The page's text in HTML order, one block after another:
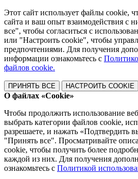
Этот сайт использует файлы cookie,
сайта и ваш опыт взаимодействия с
все", чтобы согласиться с
или "Настроить cookie", чтобы
предпочтениями. Для получения
информации ознакомьтесь с
файлов cookie.
ПРИНЯТЬ ВСЕ НАСТРОИТЬ COOKIE
О файлах «Cookie»
Чтобы продолжить использование
выбрать категории файлов cookie,
разрешаете, и нажать «Подтвердить
"Принять все". Просматривайте
cookie, чтобы получить более
каждой из них. Для получения
ознакомьтесь с Политикой